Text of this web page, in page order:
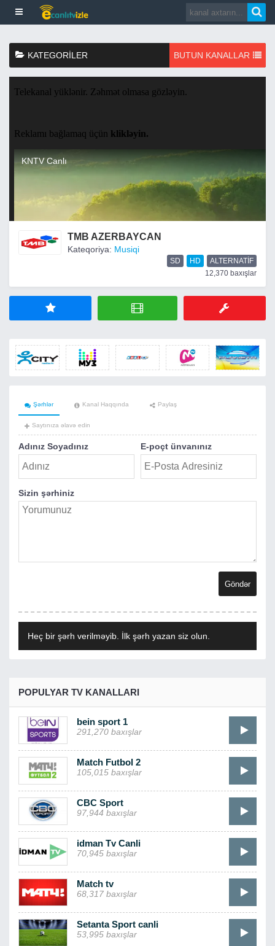
KATEGORILER BUTUN KANALLAR
TMB AZERBAYCAN
Kateqoriya: Musiqi
SD HD
ALTERNATIF
12,370 baxışlar
Şərhlər Kanal Haqqında Paylaş
Saytınıza əlavə edin
Adınız Soyadınız E-poçt ünvanınız
Sizin şərhiniz
Heç bir şərh verilməyib. İlk şərh yazan siz olun.
POPULYAR TV KANALLARI
bein sport 1
291,270 baxışlar
Match Futbol 2
105,015 baxışlar
CBC Sport
97,944 baxışlar
idman Tv Canli
70,945 baxışlar
Match tv
68,317 baxışlar
Setanta Sport canli
53,995 baxışlar